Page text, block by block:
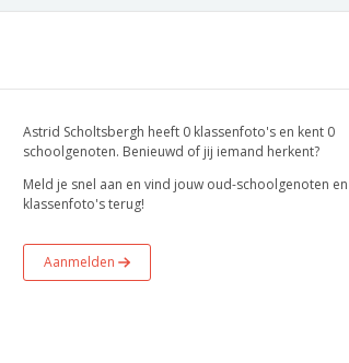
Astrid Scholtsbergh heeft 0 klassenfoto's en kent 0
schoolgenoten. Benieuwd of jij iemand herkent?
Meld je snel aan en vind jouw oud-schoolgenoten en
klassenfoto's terug!
Aanmelden